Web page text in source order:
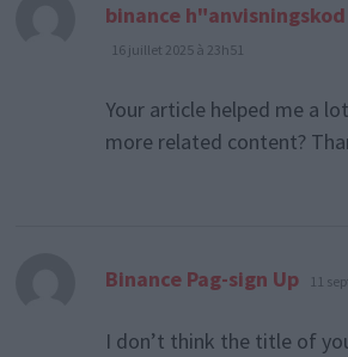
binance h"anvisningskod
16 juillet 2025 à 23h51
Your article helped me a
more related content?
Binance Pag-sign Up dit :
11
I don’t think the title of